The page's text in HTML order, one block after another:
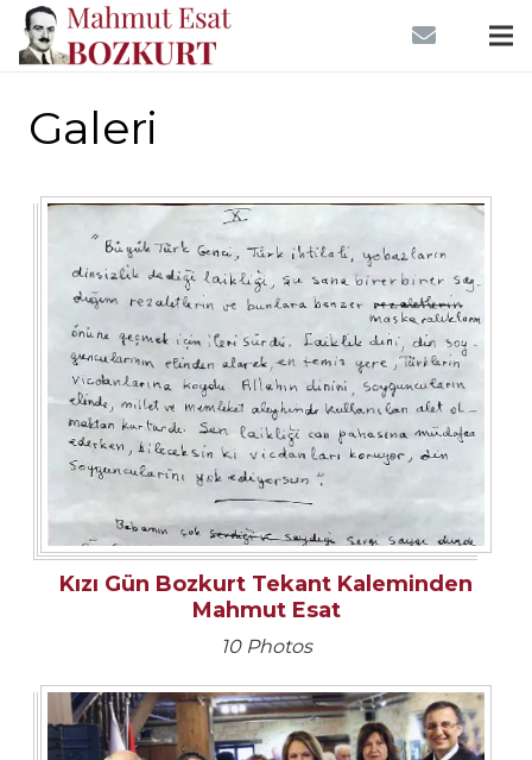
Galeri
Kızı Gün Bozkurt Tekant Kaleminden
Mahmut Esat
10 Photos